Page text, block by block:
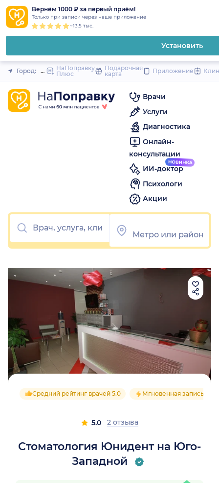
Вернём 1000 ₽ за первый приём!
Только при записи через наше приложение
~13.5 тыс.
Установить
Закрыть
Город: МоскваНаПоправку
Плюс
Подарочная
карта
Приложение
Врачи
Услуги
Диагностика
Онлайн-
консультации
ИИ-доктор
Психологи
Акции
Стоматология Юнидент на Юго-
Западной
Средний рейтинг врачей 5.0 Мгновенная запись
5.0 2 отзыва